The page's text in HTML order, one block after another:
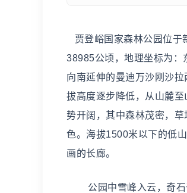
贾登峪国家森林公园位于
38985公顷，地理坐标为：
向南延伸的曼迪万沙刚沙
拔高度逐步降低，从山麓
势开阔，其中森林茂密，
色。海拔1500米以下的低
画的长廊。
公园中雪峰入云，奇石千